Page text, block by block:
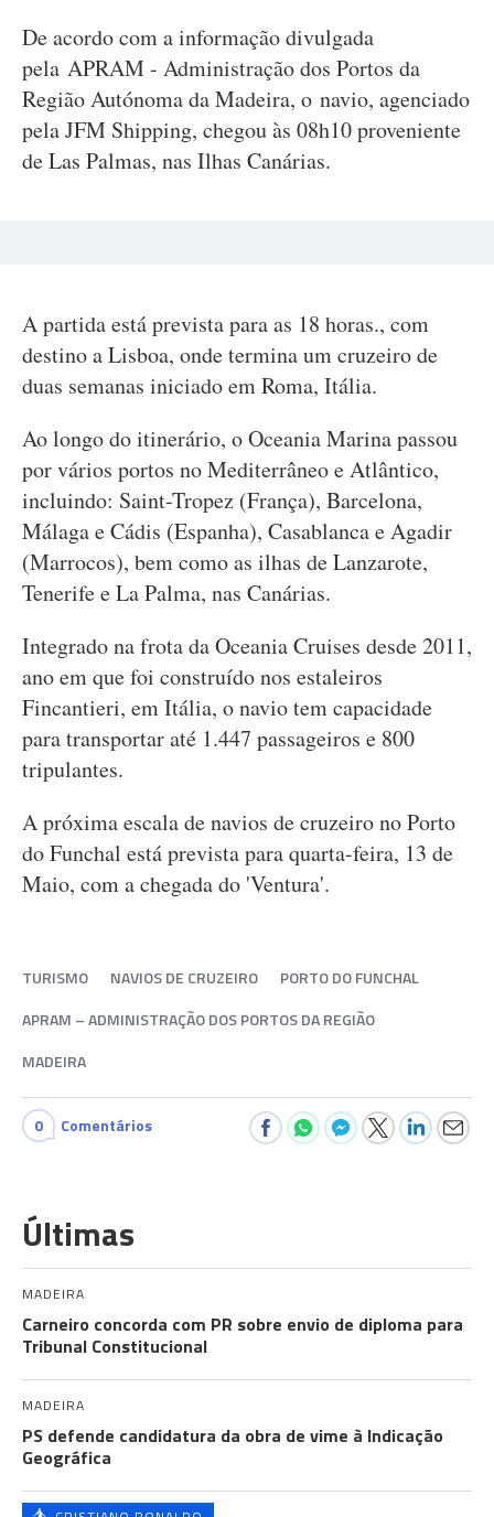
De acordo com a informação divulgada
pela APRAM - Administração dos Portos da
Região Autónoma da Madeira, o navio, agenciado
pela JFM Shipping, chegou às 08h10 proveniente
de Las Palmas, nas Ilhas Canárias.
A partida está prevista para as 18 horas., com
destino a Lisboa, onde termina um cruzeiro de
duas semanas iniciado em Roma, Itália.
Ao longo do itinerário, o Oceania Marina passou
por vários portos no Mediterrâneo e Atlântico,
incluindo: Saint-Tropez (França), Barcelona,
Málaga e Cádis (Espanha), Casablanca e Agadir
(Marrocos), bem como as ilhas de Lanzarote,
Tenerife e La Palma, nas Canárias.
Integrado na frota da Oceania Cruises desde 2011,
ano em que foi construído nos estaleiros
Fincantieri, em Itália, o navio tem capacidade
para transportar até 1.447 passageiros e 800
tripulantes.
A próxima escala de navios de cruzeiro no Porto
do Funchal está prevista para quarta-feira, 13 de
Maio, com a chegada do 'Ventura'.
TURISMO NAVIOS DE CRUZEIRO
PORTO DO FUNCHAL
APRAM – ADMINISTRAÇÃO DOS PORTOS DA REGIÃO
MADEIRA
0 Comentários
Últimas
MADEIRA
Carneiro concorda com PR sobre envio de diploma para
Tribunal Constitucional
MADEIRA
PS defende candidatura da obra de vime à Indicação
Geográfica